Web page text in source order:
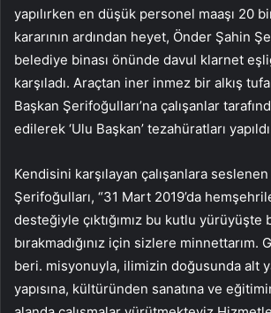
yapılırken en düşük personel maaşı 20
kararının ardından heyet, Önder Şahin
belediye binası önünde davul klarnet
karşıladı. Araçtan iner inmez bir alkış
Başkan Şerifoğulları’na çalışanlar
edilerek ‘Ulu Başkan’ tezahüratları
Kendisini karşılayan çalışanlara
Şerifoğulları, “31 Mart 2019’da
desteğiyle çıktığımız bu kutlu yürüyüşte
bırakmadığınız için sizlere minnettarım.
beri. misyonuyla, ilimizin doğusunda alt
yapısına, kültüründen sanatına ve